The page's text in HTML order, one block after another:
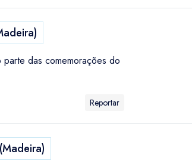
das comemorações do
Reportar